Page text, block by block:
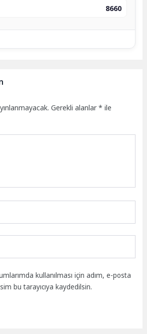
8660
Gerekli alanlar* ile
kullanılması için adım, e-posta
bu tarayıcıya kaydedilsin.